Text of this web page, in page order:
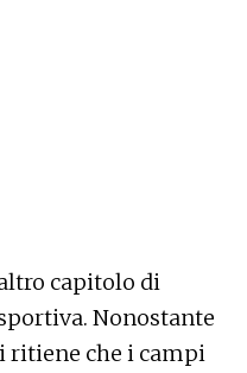
capitolo di
Nonostante
ritiene che i campi